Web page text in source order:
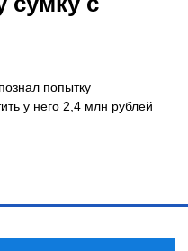
попытку
у него 2,4 млн рублей